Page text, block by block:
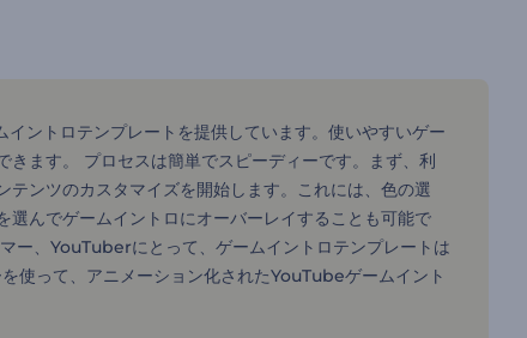
ントロテンプレートを提供しています。使いやすいゲー
ます。 プロセスは簡単でスピーディーです。まず、利
ンツのカスタマイズを開始します。これには、色の選
んでゲームイントロにオーバーレイすることも可能で
ー、YouTuberにとって、ゲームイントロテンプレートは
使って、アニメーション化されたYouTubeゲームイント